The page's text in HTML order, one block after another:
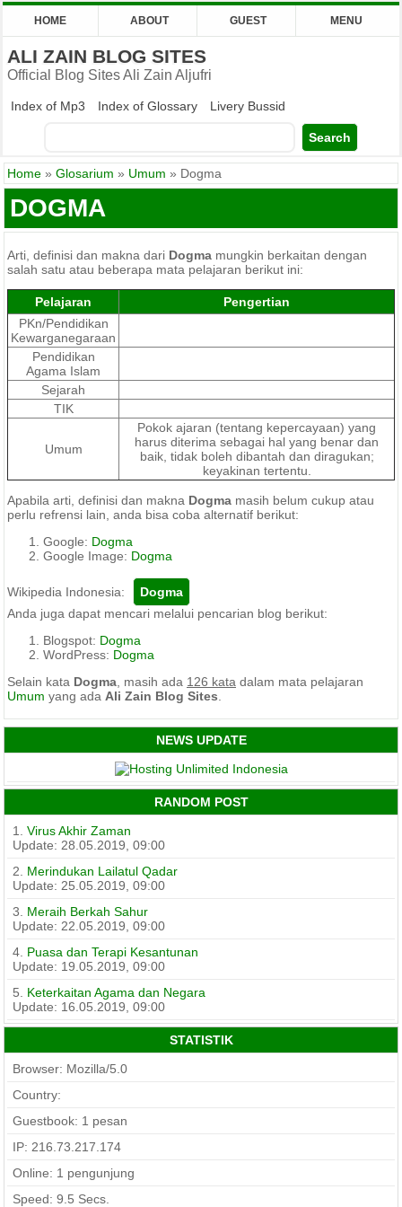
HOME ABOUT GUEST MENU
ALI ZAIN BLOG SITES
Official Blog Sites Ali Zain Aljufri
Index of Mp3 Index of Glossary Livery Bussid
Home » Glosarium » Umum » Dogma
DOGMA
Arti, definisi dan makna dari Dogma mungkin berkaitan dengan
salah satu atau beberapa mata pelajaran berikut ini:
Pelajaran
Pengertian
PKn/Pendidikan
Kewarganegaraan
Pendidikan
Agama Islam
Sejarah
TIK
Umum
Pokok ajaran (tentang kepercayaan) yang
harus diterima sebagai hal yang benar dan
baik, tidak boleh dibantah dan diragukan;
keyakinan tertentu.
Apabila arti, definisi dan makna Dogma masih belum cukup atau
perlu refrensi lain, anda bisa coba alternatif berikut:
Google: Dogma
Google Image: Dogma
Wikipedia Indonesia:
Anda juga dapat mencari melalui pencarian blog berikut:
Blogspot: Dogma
WordPress: Dogma
Selain kata Dogma , masih ada 126 kata dalam mata pelajaran
Umum yang ada Ali Zain Blog Sites
NEWS UPDATE
RANDOM POST
1. Virus Akhir Zaman
Update: 28.05.2019, 09:00
2. Merindukan Lailatul Qadar
Update: 25.05.2019, 09:00
3. Meraih Berkah Sahur
Update: 22.05.2019, 09:00
4. Puasa dan Terapi Kesantunan
Update: 19.05.2019, 09:00
5. Keterkaitan Agama dan Negara
Update: 16.05.2019, 09:00
STATISTIK
Browser: Mozilla/5.0
Country:
Guestbook: 1 pesan
IP: 216.73.217.174
Online: 1 pengunjung
Speed: 9.5 Secs.